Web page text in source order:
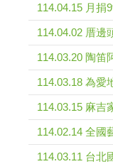
114.04.15 月捐
114.04.02 厝邊
114.03.20 陶笛
114.03.18 為愛
114.03.15 麻吉
114.02.14 全國
114.03.11 台北